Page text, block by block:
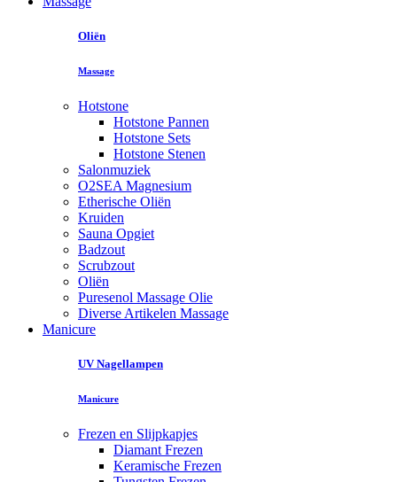
Oliën
Massage
Hotstone
Hotstone Pannen
Hotstone Sets
Hotstone Stenen
Salonmuziek
O2SEA Magnesium
Etherische Oliën
Kruiden
Sauna Opgiet
Badzout
Scrubzout
Oliën
Puresenol Massage Olie
Diverse Artikelen Massage
Manicure
UV Nagellampen
Manicure
Frezen en Slijpkapjes
Diamant Frezen
Keramische Frezen